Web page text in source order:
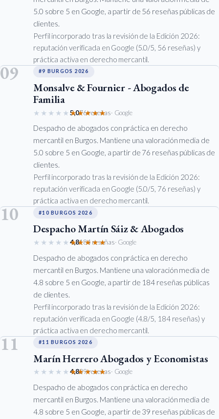
5.0 sobre 5 en Google, a partir de 56 reseñas públicas de
clientes.
Perfil incorporado tras la revisión de la Edición 2026:
reputación verificada en Google (5.0/5, 56 reseñas) y
práctica activa en derecho mercantil.
09 #9 BURGOS 2026
Monsalve & Fournier - Abogados de
Familia
★★★★★★★★★★
5,076 reseñas· Google
Despacho de abogados con práctica en derecho
mercantil en Burgos. Mantiene una valoración media de
5.0 sobre 5 en Google, a partir de 76 reseñas públicas de
clientes.
Perfil incorporado tras la revisión de la Edición 2026:
reputación verificada en Google (5.0/5, 76 reseñas) y
práctica activa en derecho mercantil.
10 #10 BURGOS 2026
Despacho Martín Sáiz & Abogados
★★★★★★★★★★
4,8184 reseñas· Google
Despacho de abogados con práctica en derecho
mercantil en Burgos. Mantiene una valoración media de
4.8 sobre 5 en Google, a partir de 184 reseñas públicas
de clientes.
Perfil incorporado tras la revisión de la Edición 2026:
reputación verificada en Google (4.8/5, 184 reseñas) y
práctica activa en derecho mercantil.
11 #11 BURGOS 2026
Marín Herrero Abogados y Economistas
★★★★★★★★★★
4,839 reseñas· Google
Despacho de abogados con práctica en derecho
mercantil en Burgos. Mantiene una valoración media de
4.8 sobre 5 en Google, a partir de 39 reseñas públicas de